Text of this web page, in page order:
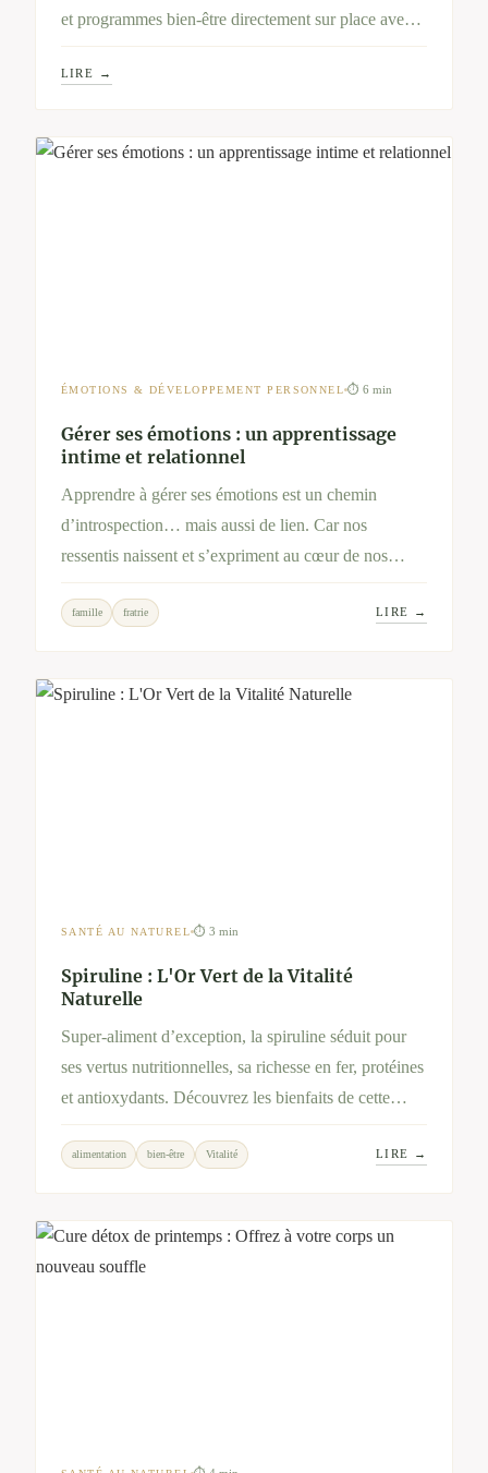
et programmes bien-être directement sur place avec
ce moyen de paiement. Une belle façon de
transformer vos droits en moments de ressourcement
en pleine nature.
LIRE →
ÉMOTIONS & DÉVELOPPEMENT PERSONNEL ⏱ 6 min
Gérer ses émotions : un apprentissage
intime et relationnel
Apprendre à gérer ses émotions est un chemin
d’introspection… mais aussi de lien. Car nos
ressentis naissent et s’expriment au cœur de nos
relations : mère-fille, fratrie, famille recomposée…
Cet article explore ce double mouvement – personnel
et relationnel – pour retrouver équilibre et
apaisement.
famille fratrie LIRE →
SANTÉ AU NATUREL ⏱ 3 min
Spiruline : L'Or Vert de la Vitalité
Naturelle
Super-aliment d’exception, la spiruline séduit pour
ses vertus nutritionnelles, sa richesse en fer, protéines
et antioxydants. Découvrez les bienfaits de cette
micro-algue et l’engagement local de Spirup,
producteur artisanal partenaire de Bien-Hêtre.
alimentation bien-être Vitalité LIRE →